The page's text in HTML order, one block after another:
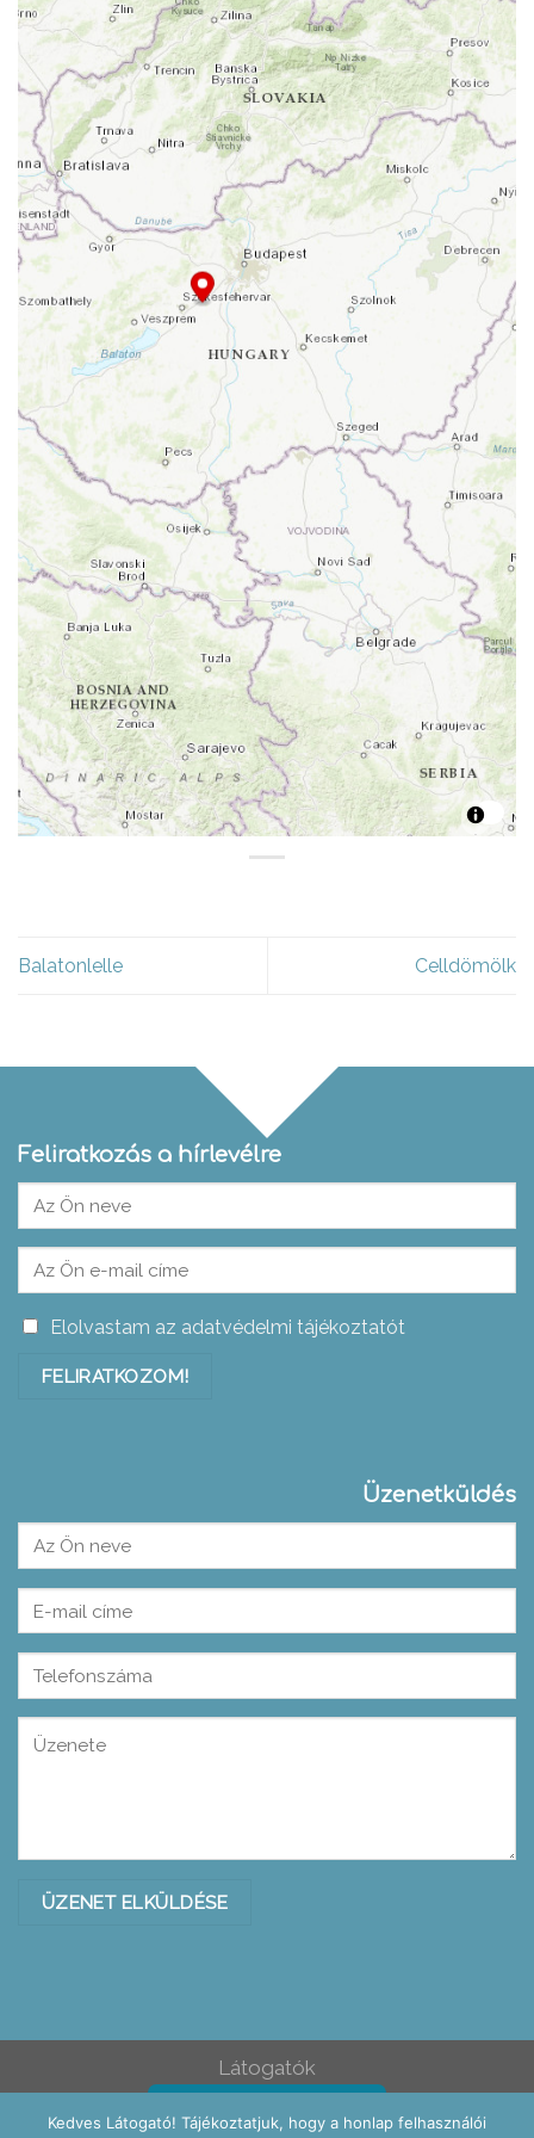
Balatonlelle Celldömölk
Feliratkozás a hírlevélre
Elolvastam az adatvédelmi tájékoztatót
Üzenetküldés
Please leave this field empty.
Please leave this field empty.
Látogatók
Ez az oldal: 0
Kedves Látogató! Tájékoztatjuk, hogy a honlap felhasználói